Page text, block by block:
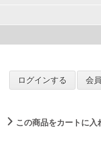
ログインする 会
この商品をカートに